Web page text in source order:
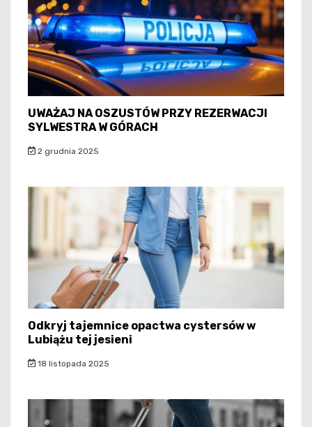
UWAŻAJ NA OSZUSTÓW PRZY REZERWACJI
SYLWESTRA W GÓRACH
2 grudnia 2025
Odkryj tajemnice opactwa cystersów w
Lubiążu tej jesieni
18 listopada 2025